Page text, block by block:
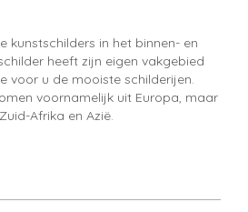
kunstschilders in het binnen- en
heeft zijn eigen vakgebied
voor u de mooiste schilderijen.
voornamelijk uit Europa, maar
Afrika en Azië.